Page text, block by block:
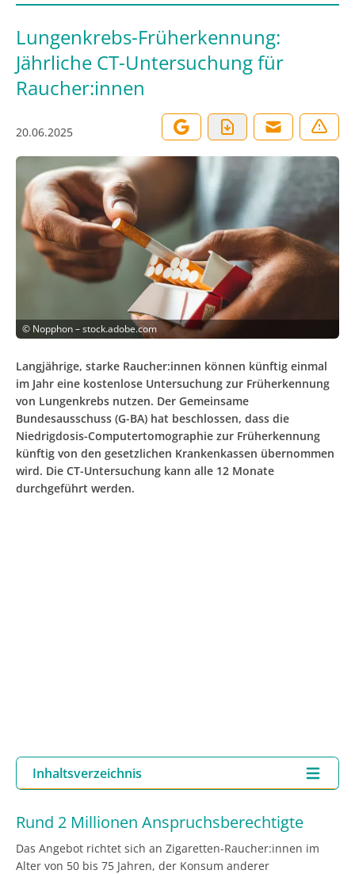
Lungenkrebs-Früherkennung:
Jährliche CT-Untersuchung für
Raucher:innen
20.06.2025
© Nopphon – stock.adobe.com
Langjährige, starke Raucher:innen können künftig einmal
im Jahr eine kostenlose Untersuchung zur Früherkennung
von Lungenkrebs nutzen. Der Gemeinsame
Bundesausschuss (G-BA) hat beschlossen, dass die
Niedrigdosis-Computertomographie zur Früherkennung
künftig von den gesetzlichen Krankenkassen übernommen
wird. Die CT-Untersuchung kann alle 12 Monate
durchgeführt werden.
Inhaltsverzeichnis
Rund 2 Millionen Anspruchsberechtigte
Das Angebot richtet sich an Zigaretten-Raucher:innen im
Alter von 50 bis 75 Jahren, der Konsum anderer